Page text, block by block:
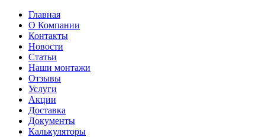
Главная
О Компании
Контакты
Новости
Статьи
Наши монтажи
Отзывы
Услуги
Акции
Доставка
Документы
Калькуляторы